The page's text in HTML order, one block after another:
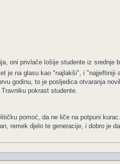
oni privlače lošije studente iz
je na glasu kao "najlakši", i "najjeftiniji
godinu, to je posljedica otvaranja
pokrast studente.
pomoć, da ne liče na potpuni
remek djelo te generacije, i dobro je